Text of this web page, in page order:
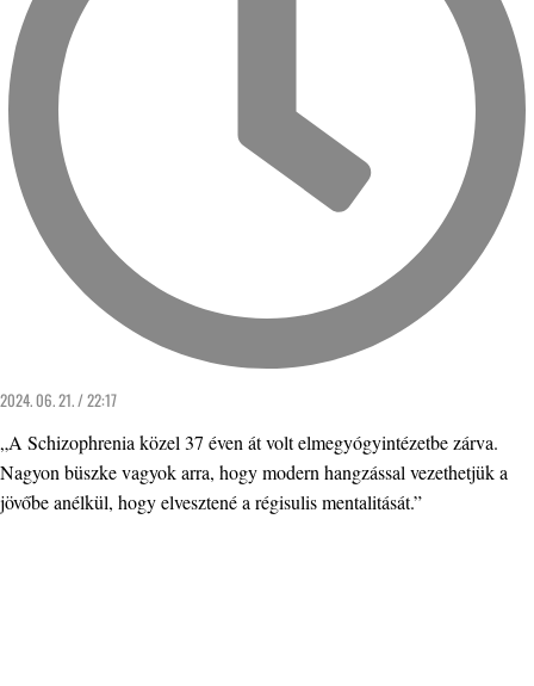
2024. 06. 21. / 22:17
„A Schizophrenia közel 37 éven át volt elmegyógyintézetbe zárva.
Nagyon büszke vagyok arra, hogy modern hangzással vezethetjük a
jövőbe anélkül, hogy elvesztené a régisulis mentalitását.”